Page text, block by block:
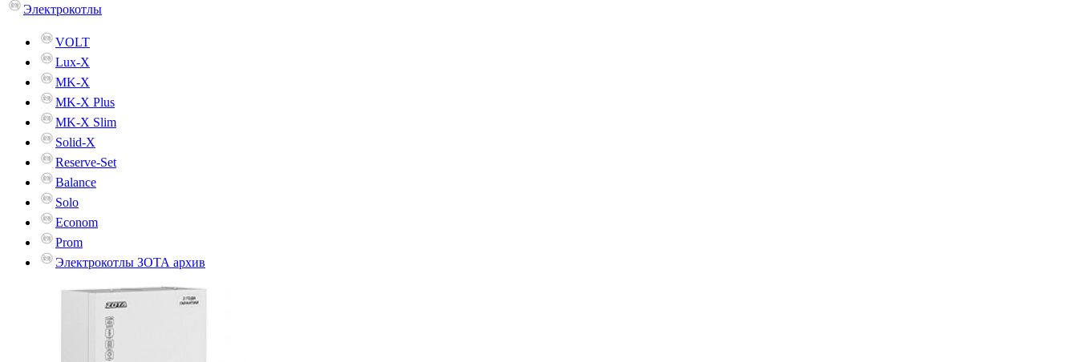
Электрокотлы
VOLT
Lux-X
MK-X
MK-X Plus
MK-X Slim
Solid-X
Reserve-Set
Balance
Solo
Econom
Prom
Электрокотлы ЗОТА архив